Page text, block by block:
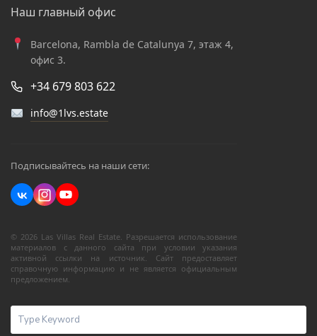
Наш главный офис
Barcelona, Rambla de Catalunya 7, этаж 4,
офис 3.
+34 679 803 622
info@1lvs.estate
Подписывайтесь на наши сети:
© 2026 Las Villas Real Estate. Разрешается использование
материалов с данного сайта при условии указания
активной ссылки на источник. Сайт предоставляет
справочную информацию и не является официальным
предложением.